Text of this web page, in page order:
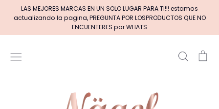
directamente
contenido
LAS MEJORES MARCAS EN UN SOLO LUGAR PARA TI!!! estamos
actualizando la pagina, PREGUNTA POR LOSPRODUCTOS QUE NO
ENCUENTERES por WHATS
Buscar